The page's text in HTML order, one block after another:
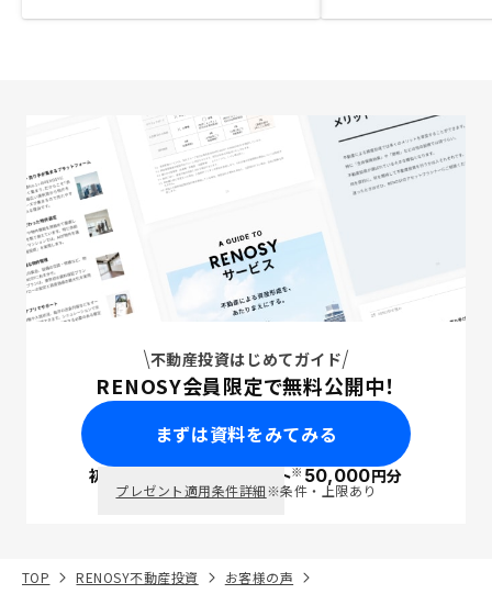
不動産投資はじめてガイド
RENOSY会員限定で無料公開中！
まずは資料をみてみる
初回面談で ポイント※50,000円分
プレゼント適用条件詳細※条件・上限あり
TOP RENOSY不動産投資
お客様の声